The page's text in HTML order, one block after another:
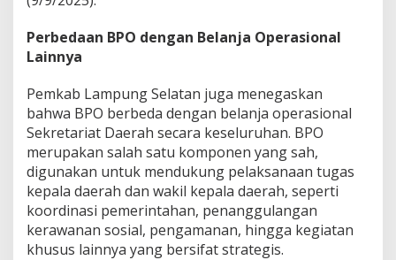
Perbedaan BPO dengan Belanja Operasional
Lainnya
Pemkab Lampung Selatan juga menegaskan
bahwa BPO berbeda dengan belanja operasional
Sekretariat Daerah secara keseluruhan. BPO
merupakan salah satu komponen yang sah,
digunakan untuk mendukung pelaksanaan tugas
kepala daerah dan wakil kepala daerah, seperti
koordinasi pemerintahan, penanggulangan
kerawanan sosial, pengamanan, hingga kegiatan
khusus lainnya yang bersifat strategis.